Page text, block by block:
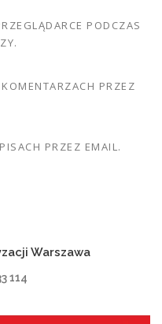
PODCZAS
PRZEZ
PRZEZ EMAIL.
Warszawa
114